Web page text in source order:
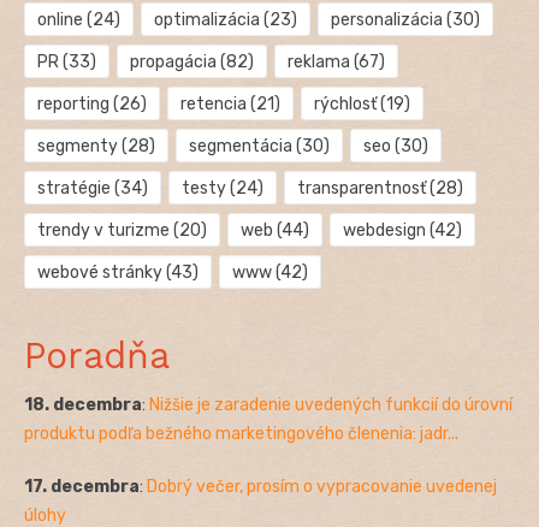
online (24) optimalizácia (23) personalizácia (30)
PR(33) propagácia (82) reklama (67)
reporting (26) retencia (21) rýchlosť(19)
segmenty(28) segmentácia (30) seo (30)
stratégie (34) testy(24) transparentnosť(28)
trendy v turizme (20) web (44) webdesign (42)
webové stránky(43) www(42)
Poradňa
18. decembra: Nižšie je zaradenie uvedených funkcií do úrovní
produktu podľa bežného marketingového členenia: jadr...
17. decembra: Dobrý večer, prosím o vypracovanie uvedenej
úlohy